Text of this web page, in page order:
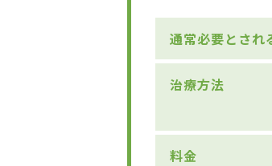
通常必要とされ
治療方法
料金